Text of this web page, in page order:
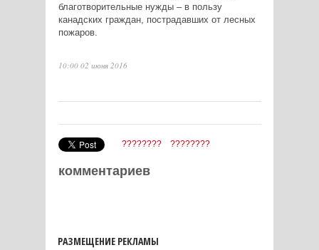
благотворительные нужды – в пользу
канадских граждан, пострадавших от лесных
пожаров.
10:00 02 июня 2016
???????? ????????
комментариев
РАЗМЕЩЕНИЕ РЕКЛАМЫ